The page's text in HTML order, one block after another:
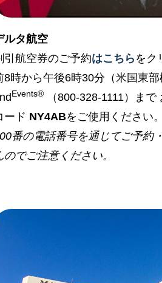
ルタ航空
引航空券のご予約はこちら をク
8時から午後6時30分（米国東部
Events® （800-328-1111）まで
ード NY4ABをご使用ください。
番の電話番号を通じてご予約
のでご注意ください。